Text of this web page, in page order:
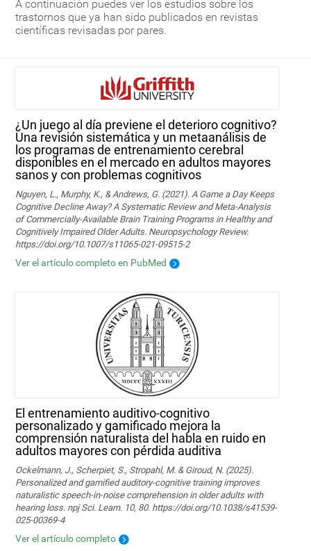
A continuación puedes ver los estudios sobre los
trastornos que ya han sido publicados en revistas
científicas revisadas por pares.
¿Un juego al día previene el deterioro cognitivo?
Una revisión sistemática y un metaanálisis de
los programas de entrenamiento cerebral
disponibles en el mercado en adultos mayores
sanos y con problemas cognitivos
Nguyen, L., Murphy, K., & Andrews, G. (2021). A Game a Day Keeps
Cognitive Decline Away? A Systematic Review and Meta-Analysis
of Commercially-Available Brain Training Programs in Healthy and
Cognitively Impaired Older Adults. Neuropsychology Review.
https://doi.org/10.1007/s11065-021-09515-2
Ver el artículo completo en PubMed
El entrenamiento auditivo-cognitivo
personalizado y gamificado mejora la
comprensión naturalista del habla en ruido en
adultos mayores con pérdida auditiva
Ockelmann, J., Scherpiet, S., Stropahl, M. & Giroud, N. (2025).
Personalized and gamified auditory-cognitive training improves
naturalistic speech-in-noise comprehension in older adults with
hearing loss. npj Sci. Learn. 10, 80. https://doi.org/10.1038/s41539-
025-00369-4
Ver el artículo completo